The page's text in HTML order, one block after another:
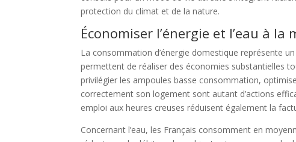
protection du climat et de la nature.
Économiser l’énergie et l’eau à la
La consommation d’énergie domestique représente
permettent de réaliser des économies substantielles
privilégier les ampoules basse consommation,
correctement son logement sont autant d’actions
emploi aux heures creuses réduisent également la
Concernant l’eau, les Français consomment en